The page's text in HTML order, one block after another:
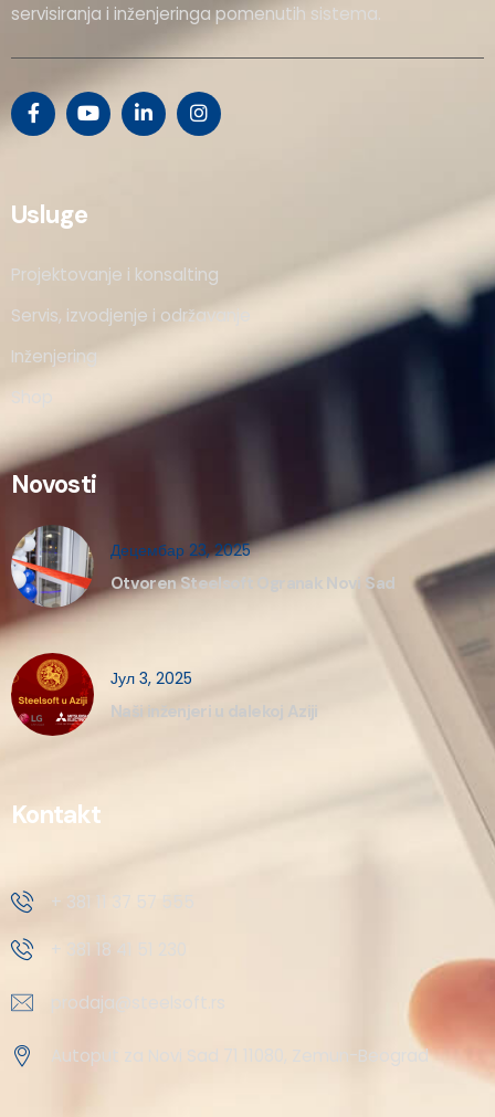
servisiranja i inženjeringa pomenutih sistema.
Usluge
Projektovanje i konsalting
Servis, izvodjenje i održavanje
Inženjering
Shop
Novosti
Децембар 23, 2025
Otvoren Steelsoft Ogranak Novi Sad
Јул 3, 2025
Naši inženjeri u dalekoj Aziji
Kontakt
+ 381 11 37 57 555
+ 381 18 41 51 230
prodaja@steelsoft.rs
Autoput za Novi Sad 71 11080, Zemun-Beograd